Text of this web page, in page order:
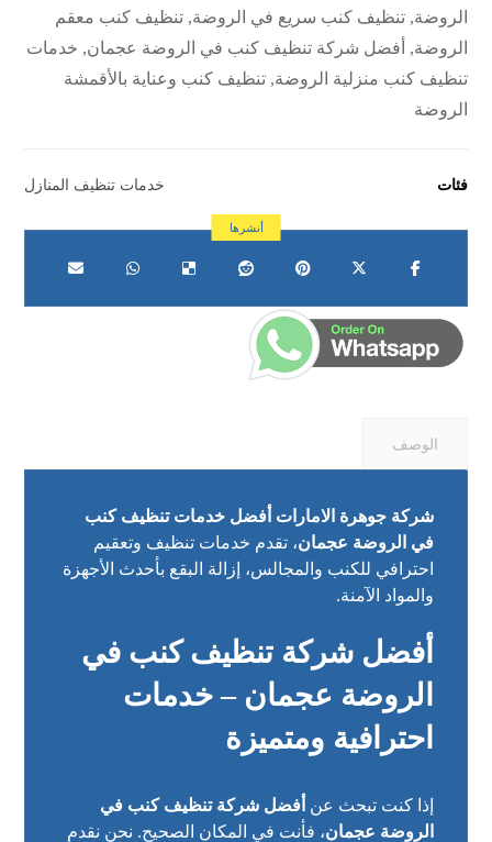
الروضة, تنظيف كنب سريع في الروضة, تنظيف كنب معقم
الروضة, أفضل شركة تنظيف كنب في الروضة عجمان, خدمات
تنظيف كنب منزلية الروضة, تنظيف كنب وعناية بالأقمشة
الروضة
فئات خدمات تنظيف المنازل
الوصف
شركة جوهرة الامارات أفضل خدمات تنظيف كنب
في الروضة عجمان، تقدم خدمات تنظيف وتعقيم
احترافي للكنب والمجالس، إزالة البقع بأحدث الأجهزة
والمواد الآمنة.
أفضل شركة تنظيف كنب في
الروضة عجمان – خدمات
احترافية ومتميزة
إذا كنت تبحث عن أفضل شركة تنظيف كنب في
الروضة عجمان، فأنت في المكان الصحيح. نحن نقدم